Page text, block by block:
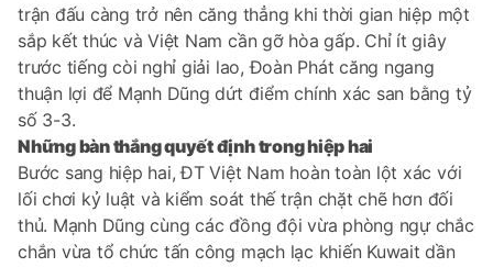
trận đấu càng trở nên căng thẳng khi thời gian hiệp một
sắp kết thúc và Việt Nam cần gỡ hòa gấp. Chỉ ít giây
trước tiếng còi nghỉ giải lao, Đoàn Phát căng ngang
thuận lợi để Mạnh Dũng dứt điểm chính xác san bằng tỷ
số 3-3.
Những bàn thắng quyết định trong hiệp hai
Bước sang hiệp hai, ĐT Việt Nam hoàn toàn lột xác với
lối chơi kỷ luật và kiểm soát thế trận chặt chẽ hơn đối
thủ. Mạnh Dũng cùng các đồng đội vừa phòng ngự chắc
chắn vừa tổ chức tấn công mạch lạc khiến Kuwait dần